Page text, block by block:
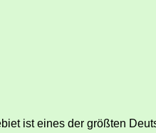
ist eines der größten